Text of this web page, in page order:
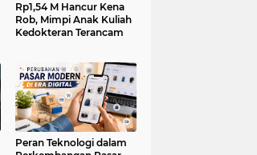
Rp1,54 M Hancur Kena
Rob, Mimpi Anak Kuliah
Kedokteran Terancam
Peran Teknologi dalam